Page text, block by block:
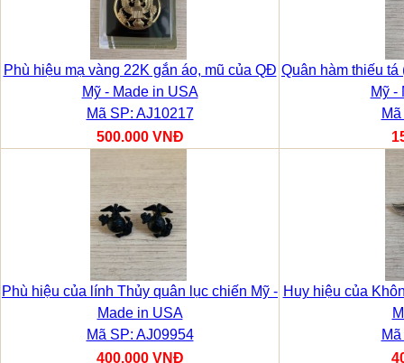
Phù hiệu mạ vàng 22K gắn áo, mũ của QĐ
Mỹ - Made in USA
Mã SP: AJ10217
500.000 VNĐ
Quân hàm thiếu
Mỹ -
Phù hiệu của lính Thủy quân lục chiến Mỹ -
Made in USA
Mã SP: AJ09954
400.000 VNĐ
Huy hiệu của